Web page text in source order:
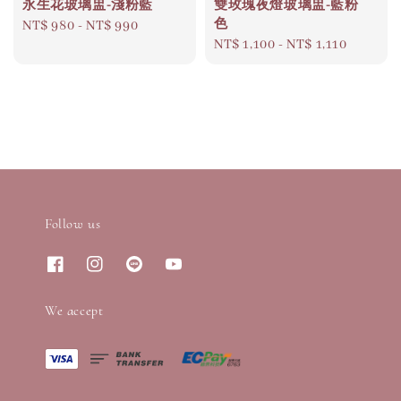
永生花玻璃盅-淺粉藍
Regular
NT$ 980 -NT$ 990
雙玫瑰夜燈玻璃盅-藍粉
色
Regular
NT$ 1,100 -NT$ 1,110
Follow us
We accept